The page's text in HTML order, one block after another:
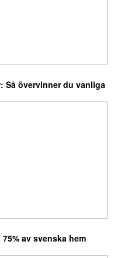
Så övervinner du vanliga
av svenska hem